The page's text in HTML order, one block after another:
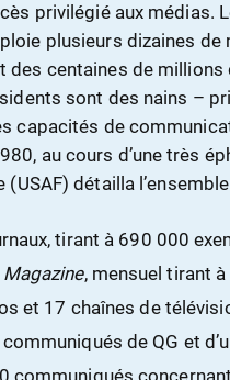
privilégié aux médias.
plusieurs dizaines
des centaines de
sont des nains –
capacités de
au cours d’une très
(USAF) détailla
tirant à 690 000
, mensuel tirant
et 17 chaînes de
de QG et